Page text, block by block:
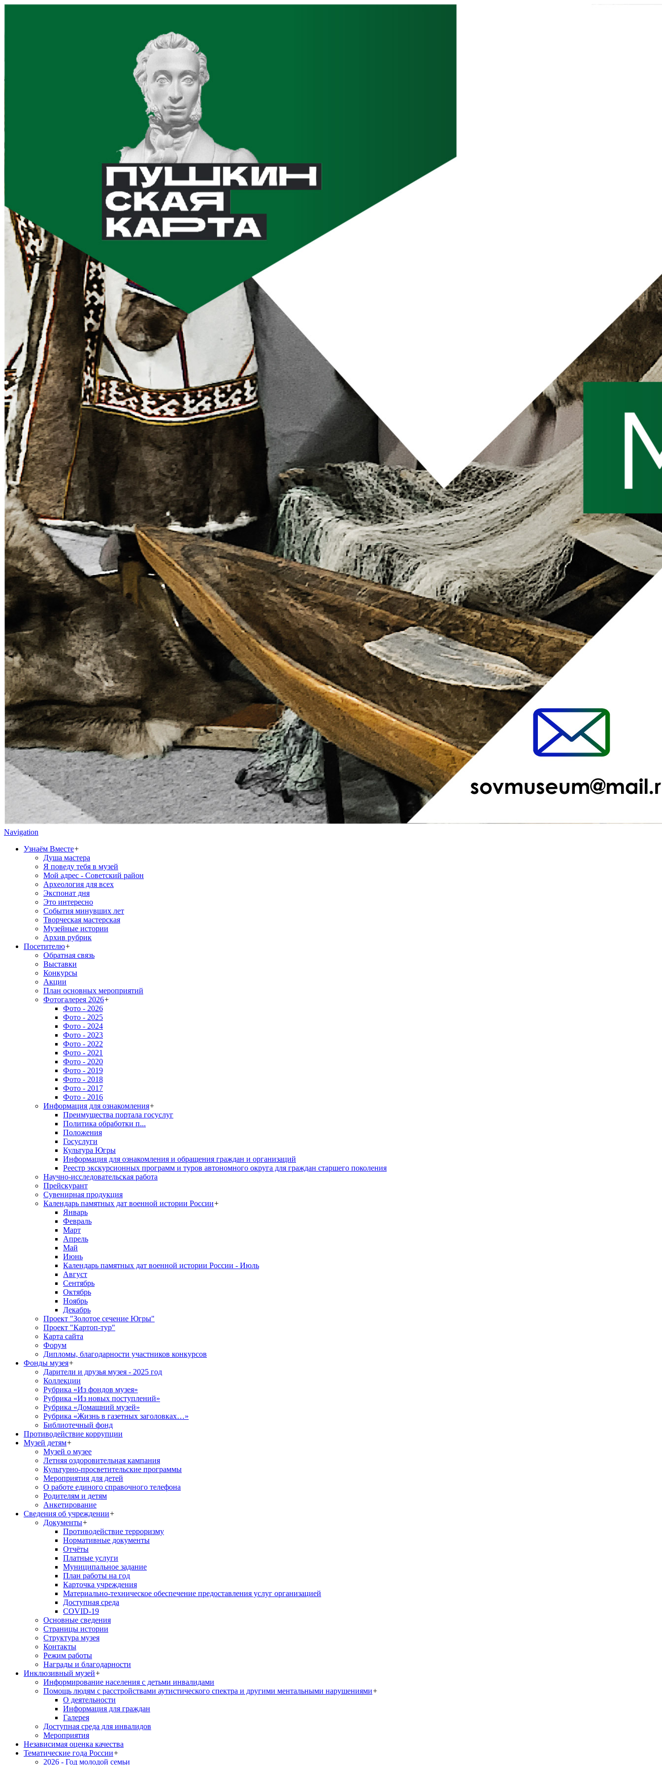
Navigation
Узнаём Вместе+
Душа мастера
Я поведу тебя в музей
Мой адрес - Советский район
Археология для всех
Экспонат дня
Это интересно
События минувших лет
Творческая мастерская
Музейные истории
Архив рубрик
Посетителю+
Обратная связь
Выставки
Конкурсы
Акции
План основных мероприятий
Фотогалерея 2026+
Фото - 2026
Фото - 2025
Фото - 2024
Фото - 2023
Фото - 2022
Фото - 2021
Фото - 2020
Фото - 2019
Фото - 2018
Фото - 2017
Фото - 2016
Информация для ознакомления+
Преимущества портала госуслуг
Политика обработки п...
Положения
Госуслуги
Культура Югры
Информация для ознакомления и обращения граждан и организаций
Реестр экскурсионных программ и туров автономного округа для граждан старшего поколения
Научно-исследовательская работа
Прейскурант
Сувенирная продукция
Календарь памятных дат военной истории России+
Январь
Февраль
Март
Апрель
Май
Июнь
Календарь памятных дат военной истории России - Июль
Август
Сентябрь
Октябрь
Ноябрь
Декабрь
Проект "Золотое сечение Югры"
Проект "Картоп-тур"
Карта сайта
Форум
Дипломы, благодарности участников конкурсов
Фонды музея+
Дарители и друзья музея - 2025 год
Коллекции
Рубрика «Из фондов музея»
Рубрика «Из новых поступлений»
Рубрика «Домашний музей»
Рубрика «Жизнь в газетных заголовках…»
Библиотечный фонд
Противодействие коррупции
Музей детям+
Музей о музее
Летняя оздоровительная кампания
Культурно-просветительские программы
Мероприятия для детей
О работе единого справочного телефона
Родителям и детям
Анкетирование
Сведения об учреждении+
Документы+
Противодействие терроризму
Нормативные документы
Отчёты
Платные услуги
Муниципальное задание
План работы на год
Карточка учреждения
Материально-техническое обеспечение предоставления услуг организацией
Доступная среда
COVID-19
Основные сведения
Страницы истории
Структура музея
Контакты
Режим работы
Награды и благодарности
Инклюзивный музей+
Информирование населения с детьми инвалидами
Помощь людям с расстройствами аутистического спектра и другими ментальными нарушениями+
О деятельности
Информация для граждан
Галерея
Доступная среда для инвалидов
Мероприятия
Независимая оценка качества
Тематические года России+
2026 - Год молодой семьи